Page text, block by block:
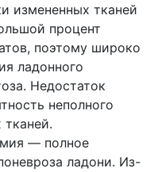
измененных тканей
процент
поэтому широко
ладонного
Недостаток
неполного
— полное
ладони. Из-